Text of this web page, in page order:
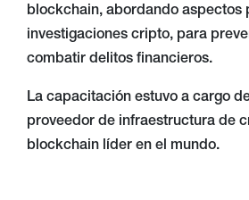
blockchain, abordando aspectos
investigaciones cripto, para
combatir delitos financieros.
La capacitación estuvo a cargo
proveedor de infraestructura de
blockchain líder en el mundo.